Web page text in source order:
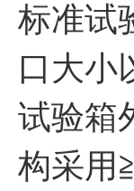
标准试
口大小
试验箱
构采用